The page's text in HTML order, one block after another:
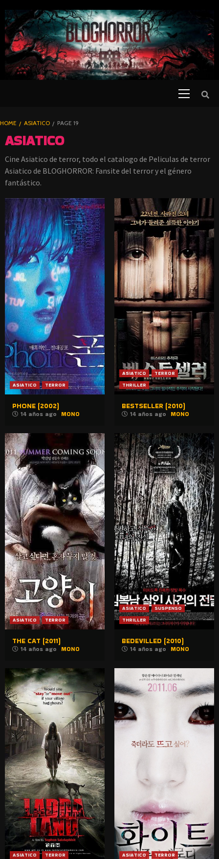
TO
CONTENT
BLOGHORROR
⋆
HOME ASIATICO PAGE 19
ASIATICO
Cine Asiatico de terror, todo el catalogo de Peliculas de terror
Asiatico de BLOGHORROR: Fansite del terror y el género
fantástico.
ASIATICO TERROR
PHONE (2002)
14 años ago MONO
ASIATICO
TERROR
THRILLER
BESTSELLER (2010)
14 años ago MONO
ASIATICO TERROR
THE CAT (2011)
14 años ago MONO
ASIATICO
SUSPENSO
THRILLER
BEDEVILLED (2010)
14 años ago MONO
ASIATICO TERROR ASIATICO TERROR